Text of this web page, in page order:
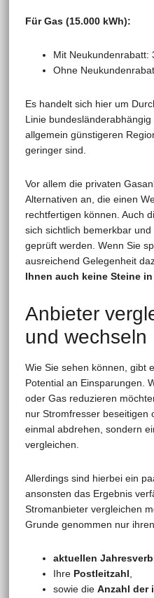
Für Gas (15.000 kWh):
Mit Neukundenrabatt:
Ohne
Es handelt sich hier um
Linie
allgemein günstigeren
geringer sind.
Vor allem die privaten
Alternativen an, die einen
rechtfertigen können. Auch
sich sichtlich bemerkbar
geprüft werden. Wenn Sie
ausreichend Gelegenheit
Ihnen auch keine Steine
Anbieter
und wechseln
Wie Sie sehen können, gibt
Potential an Einsparungen.
oder Gas reduzieren
nur Stromfresser beseitigen
einmal abdrehen, sondern
vergleichen.
Allerdings sind hierbei ein
ansonsten das Ergebnis
Stromanbieter vergleichen
Grunde genommen nur ihren
aktuellen
Ihre Postleitzahl
sowie die Anzahl der